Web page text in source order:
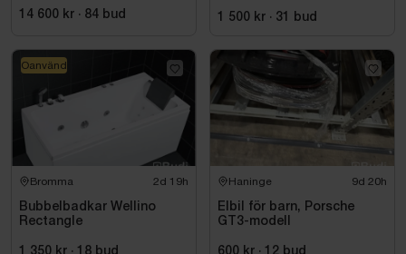
14 600 kr · 84 bud
1 500 kr · 31 bud
Bromma 2d 19h
Bubbelbadkar Wellino
Rectangle
Oanvänd
Haninge 9d 20h
Elbil för barn, Porsche
GT3-modell